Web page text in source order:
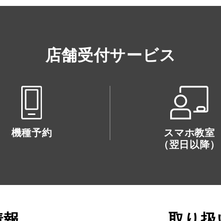
店舗受付サービス
機種予約
スマホ教室
（翌日以降）